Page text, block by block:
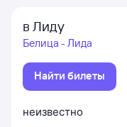
в Лиду
Белица - Лида
Найти билеты
неизвестно